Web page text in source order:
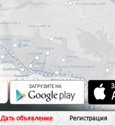
Дать объявление Регистрация